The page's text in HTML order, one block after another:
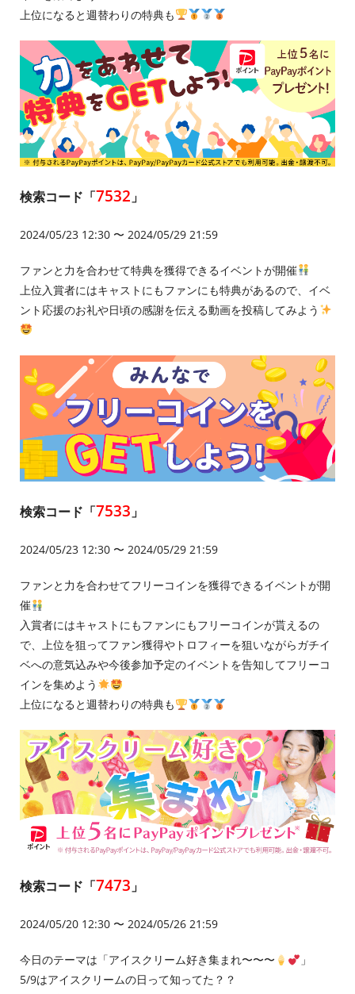
上位になると週替わりの特典も
検索コード「7532 」
2024/05/23 12:30 〜 2024/05/29 21:59
ファンと力を合わせて特典を獲得できるイベントが開催
上位入賞者にはキャストにもファンにも特典があるので、イベ
ント応援のお礼や日頃の感謝を伝える動画を投稿してみよう
検索コード「7533 」
2024/05/23 12:30 〜 2024/05/29 21:59
ファンと力を合わせてフリーコインを獲得できるイベントが開
催
入賞者にはキャストにもファンにもフリーコインが貰えるの
で、上位を狙ってファン獲得やトロフィーを狙いながらガチイ
ベへの意気込みや今後参加予定のイベントを告知してフリーコ
インを集めよう
上位になると週替わりの特典も
検索コード「7473 」
2024/05/20 12:30 〜 2024/05/26 21:59
今日のテーマは「アイスクリーム好き集まれ〜〜〜
」
5/9はアイスクリームの日って知ってた？？